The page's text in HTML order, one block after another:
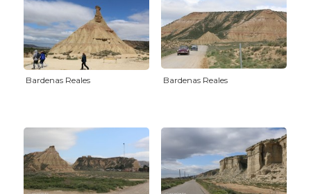
Bardenas Reales Bardenas Reales